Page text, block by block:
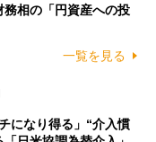
務相の「円資産への投
一覧を見る
になり得る」“介入慣